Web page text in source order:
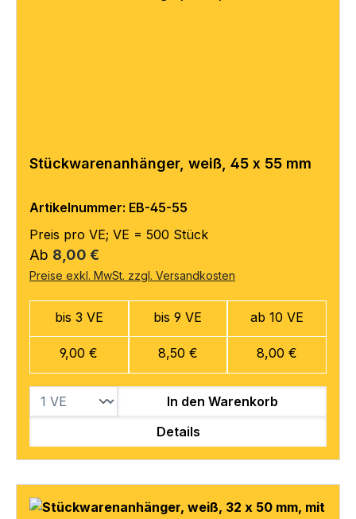
Stückwarenanhänger, weiß, 45 x 55 mm
Artikelnummer: EB-45-55
Preis pro VE; VE = 500 Stück
Regulärer Preis:
Ab 8,00 €
Preise exkl. MwSt. zzgl. Versandkosten
bis 3 VE
9,00 €
bis 9 VE
8,50 €
ab 10 VE
8,00 €
In den Warenkorb
Details